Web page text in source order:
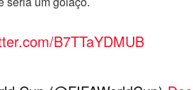
B7TTaYDMUB